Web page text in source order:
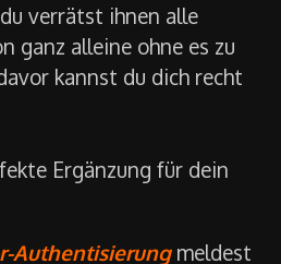
locken dich auf eine
verrätst ihnen alle
ganz alleine ohne es zu
kannst du dich recht
Ergänzung für dein